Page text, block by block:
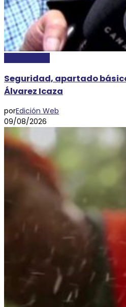
Seguridad, apartado
Álvarez Icaza
porEdición Web
09/08/2026